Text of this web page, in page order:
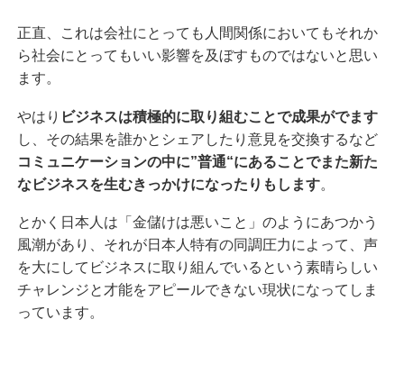
正直、これは会社にとっても人間関係においてもそれか
ら社会にとってもいい影響を及ぼすものではないと思い
ます。
やはり ビジネスは積極的に取り組むことで成果がでます
し、その結果を誰かとシェアしたり意見を交換するなど
コミュニケーションの中に”普通“にあることでまた新た
なビジネスを生むきっかけになったりもします。
とかく日本人は「金儲けは悪いこと」のようにあつかう
風潮があり、それが日本人特有の同調圧力によって、声
を大にしてビジネスに取り組んでいるという素晴らしい
チャレンジと才能をアピールできない現状になってしま
っています。